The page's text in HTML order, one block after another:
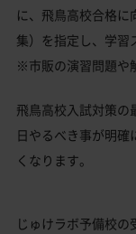
に、飛鳥高校合格
集）を指定し、学習
※市販の演習問題や
飛鳥高校入試対策の
日やるべき事が明
くなります。
じゅけラボ予備校